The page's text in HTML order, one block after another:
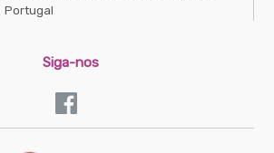
Portugal
Siga-nos